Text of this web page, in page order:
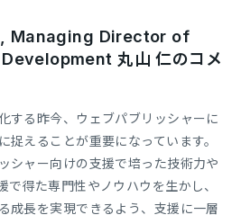
Managing Director of
丸山 仁のコメ
する昨今、ウェブパブリッシャーに
捉えることが重要になっています。
シャー向けの支援で培った技術力や
で得た専門性やノウハウを生かし、
成長を実現できるよう、支援に一層